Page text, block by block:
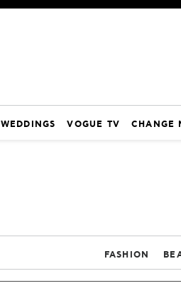
WEDDINGS VOGUE TV CHANGE
FASHION